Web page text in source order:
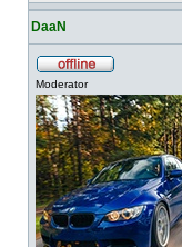
DaaN
Moderator